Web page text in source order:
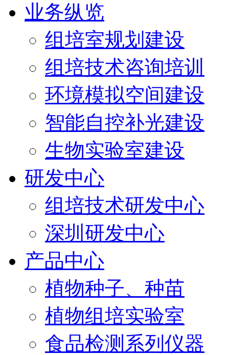
业务纵览
组培室规划建设
组培技术咨询培训
环境模拟空间建设
智能自控补光建设
生物实验室建设
研发中心
组培技术研发中心
深圳研发中心
产品中心
植物种子、种苗
植物组培实验室
食品检测系列仪器